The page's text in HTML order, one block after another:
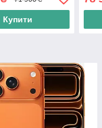
Купити